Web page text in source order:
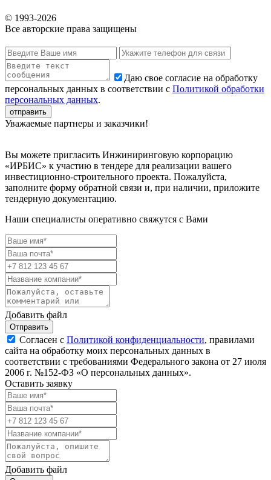
© 1993-2026
Все авторские права защищены
Даю свое согласие на обработку
персональных данных в соответствии с Политикой обработки
персональных данных.
Уважаемые партнеры и заказчики!
Вы можете пригласить Инжиниринговую корпорацию
«ИРБИС» к участию в тендере для реализации вашего
инвестиционно-строительного проекта. Пожалуйста,
заполните форму обратной связи и, при наличии, приложите
тендерную документацию.
Наши специалисты оперативно свяжутся с Вами
Добавить файл
Отправить
Согласен с Политикой конфиденциальности, правилами
сайта на обработку моих персональных данных в
соответствии с требованиями Федерального закона от 27 июля
2006 г. №152-ФЗ «О персональных данных».
Оставить заявку
Добавить файл